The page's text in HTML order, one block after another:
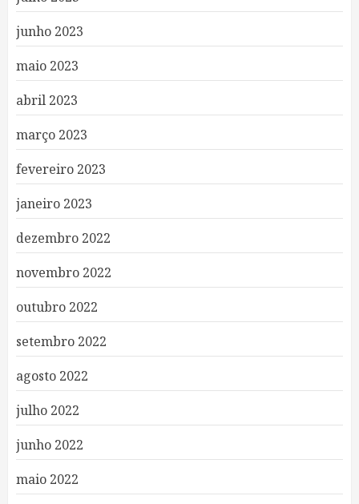
junho 2023
maio 2023
abril 2023
março 2023
fevereiro 2023
janeiro 2023
dezembro 2022
novembro 2022
outubro 2022
setembro 2022
agosto 2022
julho 2022
junho 2022
maio 2022